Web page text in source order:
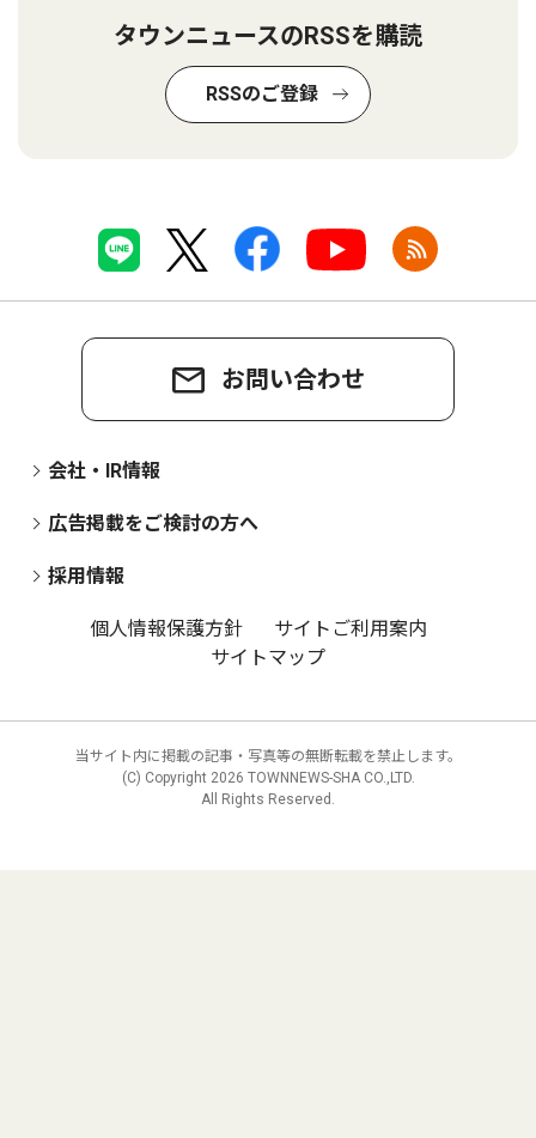
タウンニュースのRSSを購読
RSSのご登録
お問い合わせ
会社・IR情報
広告掲載をご検討の方へ
採用情報
個人情報保護方針
サイトご利用案内
サイトマップ
当サイト内に掲載の記事・写真等の無断転載を禁止します。
(C) Copyright 2026 TOWNNEWS-SHA CO.,LTD.
All Rights Reserved.